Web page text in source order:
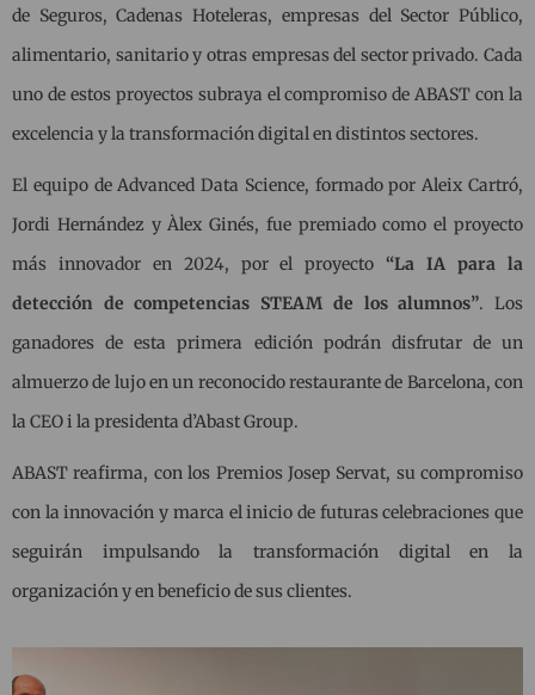
de Seguros, Cadenas Hoteleras, empresas del Sector Público,
alimentario, sanitario y otras empresas del sector privado. Cada
uno de estos proyectos subraya el compromiso de ABAST con la
excelencia y la transformación digital en distintos sectores.
El equipo de Advanced Data Science, formado por Aleix Cartró,
Jordi Hernández y Àlex Ginés, fue premiado como el proyecto
más innovador en 2024, por el proyecto “La IA para la
detección de competencias STEAM de los alumnos”. Los
ganadores de esta primera edición podrán disfrutar de un
almuerzo de lujo en un reconocido restaurante de Barcelona, con
la CEO i la presidenta d’Abast Group.
ABAST reafirma, con los Premios Josep Servat, su compromiso
con la innovación y marca el inicio de futuras celebraciones que
seguirán impulsando la transformación digital en la
organización y en beneficio de sus clientes.